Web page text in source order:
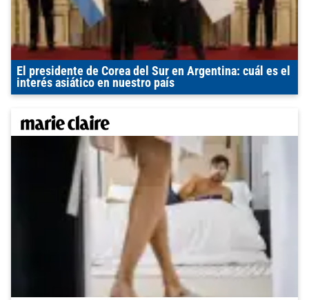
El presidente de Corea del Sur en Argentina: cuál es el
interés asiático en nuestro país